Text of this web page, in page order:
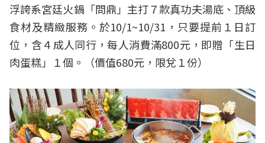
浮誇系宮廷火鍋「問鼎」主打７款真功夫湯底、頂級
食材及精緻服務。於10/1~10/31，只要提前１日訂
位，含４成人同行，每人消費滿800元，即贈「生日
肉蛋糕」１個。（價值680元，限兌１份）